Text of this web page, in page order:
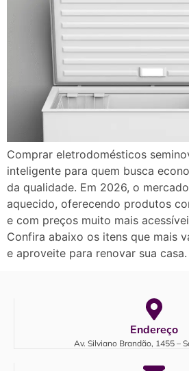
Comprar eletrodomésticos
inteligente para quem busca
da qualidade. Em 2026, o
aquecido, oferecendo produtos
e com preços muito mais
Confira abaixo os itens que mais
e aproveite para renovar sua
Endereço
Av. Silviano Brandão, 1455 –